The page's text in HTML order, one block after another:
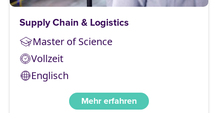
Supply Chain & Logistics
Master of Science
Vollzeit
Englisch
Mehr erfahren